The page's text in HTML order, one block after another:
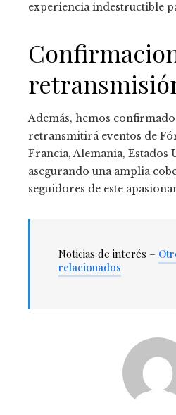
experiencia indestructible
Además, hemos
retransmitirá eventos de
Francia, Alemania, Estados
asegurando una amplia
seguidores de este
Noticias de interés –
relacionados